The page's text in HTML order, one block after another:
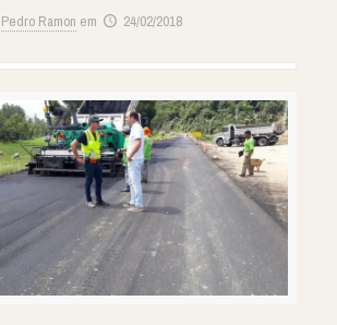
Pedro Ramon em 24/02/2018